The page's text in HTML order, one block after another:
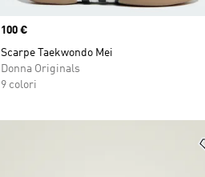
Price
100 €
Scarpe Taekwondo Mei
Donna Originals
9 colori